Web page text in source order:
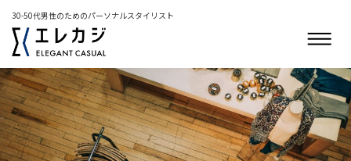
30-50代男性のためのパーソナルスタイリスト